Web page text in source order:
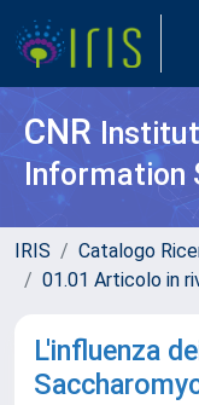
CNR
Information
IRIS Catalogo
01.01 Articolo in
L'influenza